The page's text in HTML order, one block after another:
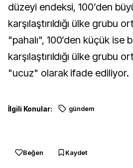
düzeyi endeksi, 100’den
karşılaştırıldığı ülke grubu
"pahalı", 100’den küçük ise
karşılaştırıldığı ülke grubu
"ucuz" olarak ifade ediliyor.
İlgili Konular: gündem
Beğen Kaydet